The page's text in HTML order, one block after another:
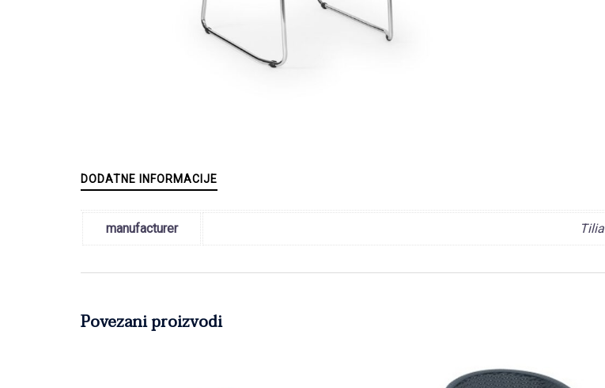
DODATNE INFORMACIJE
manufacturer Tilia
Povezani proizvodi